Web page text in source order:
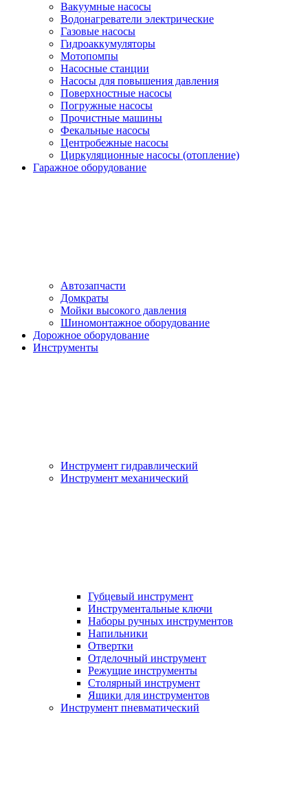
Вакуумные насосы
Водонагреватели электрические
Газовые насосы
Гидроаккумуляторы
Мотопомпы
Насосные станции
Насосы для повышения давления
Поверхностные насосы
Погружные насосы
Прочистные машины
Фекальные насосы
Центробежные насосы
Циркуляционные насосы (отопление)
Гаражное оборудование
Автозапчасти
Домкраты
Мойки высокого давления
Шиномонтажное оборудование
Дорожное оборудование
Инструменты
Инструмент гидравлический
Инструмент механический
Губцевый инструмент
Инструментальные ключи
Наборы ручных инструментов
Напильники
Отвертки
Отделочный инструмент
Режущие инструменты
Столярный инструмент
Ящики для инструментов
Инструмент пневматический